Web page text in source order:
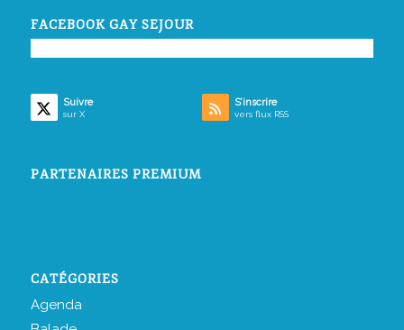
FACEBOOK GAY SEJOUR
Suivre
sur X
S’inscrire
vers flux RSS
PARTENAIRES PREMIUM
CATÉGORIES
Agenda